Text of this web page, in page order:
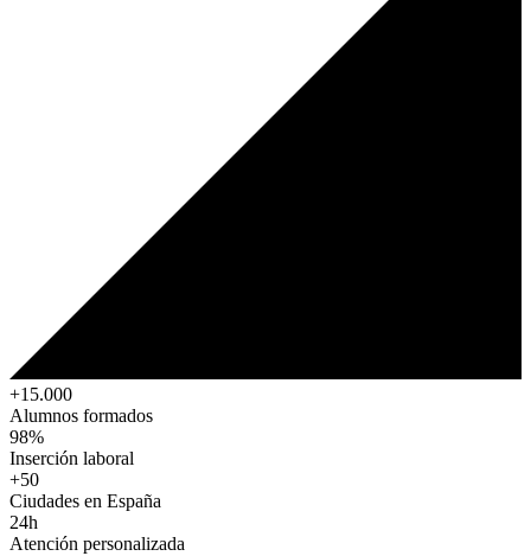
+15.000
Alumnos formados
98%
Inserción laboral
+50
Ciudades en España
24h
Atención personalizada